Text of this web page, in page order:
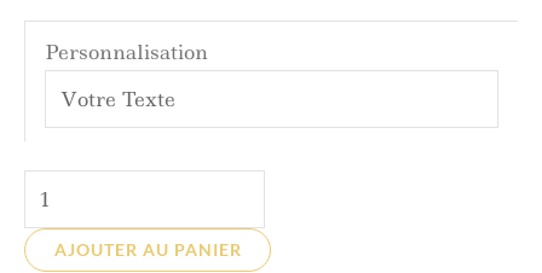
Personnalisation
AJOUTER AU PANIER